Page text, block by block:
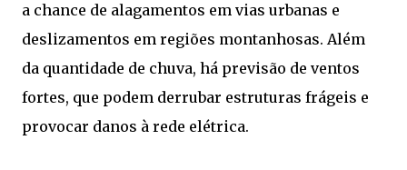
a chance de alagamentos em vias urbanas e
deslizamentos em regiões montanhosas. Além
da quantidade de chuva, há previsão de ventos
fortes, que podem derrubar estruturas frágeis e
provocar danos à rede elétrica.